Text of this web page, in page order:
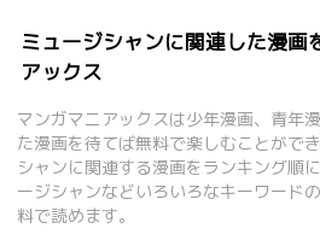
ミュージシャンに関連した漫画
アックス
マンガマニアックスは少年漫画、青年
た漫画を待てば無料で楽しむことがで
シャンに関連する漫画をランキング順
ージシャンなどいろいろなキーワード
料で読めます。